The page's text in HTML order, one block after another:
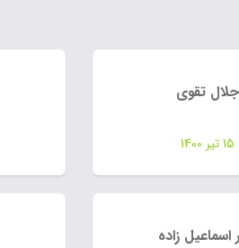
جلال تقوی
15 تیر 1400
اسماعیل زاده